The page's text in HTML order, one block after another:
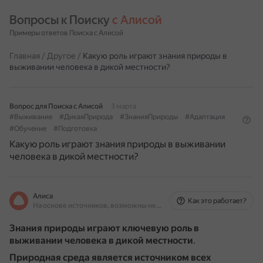
Вопросы к Поиску с Алисой
Примеры ответов Поиска с Алисой
Главная / Другое / Какую роль играют знания природы в
выживании человека в дикой местности?
Вопрос для Поиска с Алисой
3 марта
#Выживание
#ДикаяПрирода #ЗнанияПрироды
#Адаптация
#Обучение
#Подготовка
Какую роль играют знания природы в выживании
человека в дикой местности?
Алиса
На основе источников, возможны неточности
Как это работает?
Знания природы играют ключевую роль в
выживании человека в дикой местности.
Природная среда является источником всех